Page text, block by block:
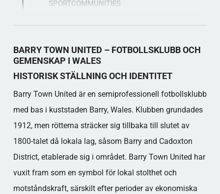
BARRY TOWN UNITED – FOTBOLLSKLUBB OCH
GEMENSKAP I WALES
HISTORISK STÄLLNING OCH IDENTITET
Barry Town United är en semiprofessionell fotbollsklubb
med bas i kuststaden Barry, Wales. Klubben grundades
1912, men rötterna sträcker sig tillbaka till slutet av
1800-talet då lokala lag, såsom Barry and Cadoxton
District, etablerade sig i området. Barry Town United har
vuxit fram som en symbol för lokal stolthet och
motståndskraft, särskilt efter perioder av ekonomiska
SPORTCOMMUNITIES